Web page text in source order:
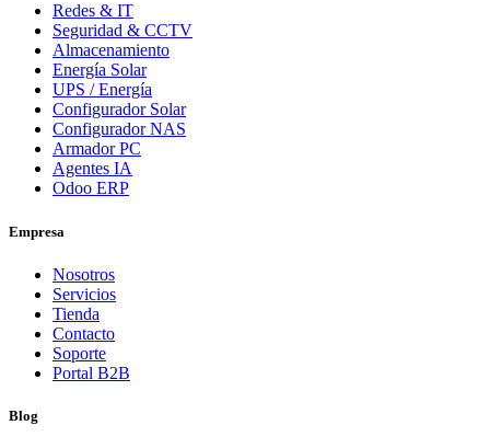
Redes & IT
Seguridad & CCTV
Almacenamiento
Energía Solar
UPS / Energía
Configurador Solar
Configurador NAS
Armador PC
Agentes IA
Odoo ERP
Empresa
Nosotros
Servicios
Tienda
Contacto
Soporte
Portal B2B
Blog